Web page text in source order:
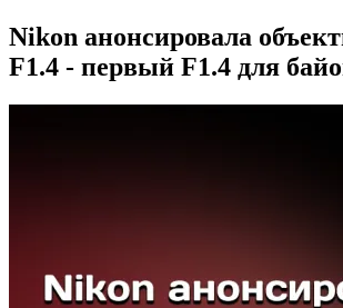
Nikon анонсировала
F1.4 - первый F1.4 для